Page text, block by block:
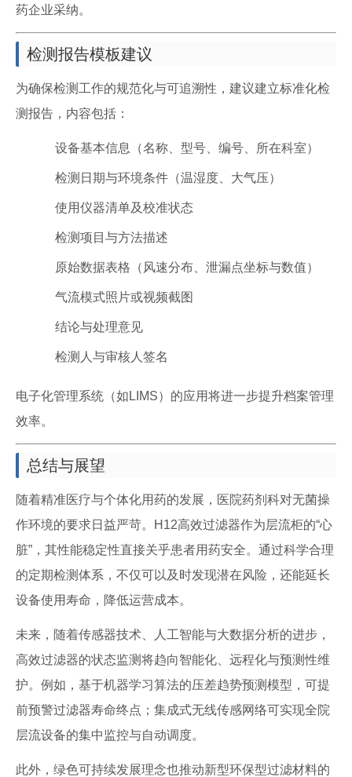
药企业采纳。
检测报告模板建议
为确保检测工作的规范化与可追溯性，建议建立标准化检
测报告，内容包括：
设备基本信息（名称、型号、编号、所在科室）
检测日期与环境条件（温湿度、大气压）
使用仪器清单及校准状态
检测项目与方法描述
原始数据表格（风速分布、泄漏点坐标与数值）
气流模式照片或视频截图
结论与处理意见
检测人与审核人签名
电子化管理系统（如LIMS）的应用将进一步提升档案管理
效率。
总结与展望
随着精准医疗与个体化用药的发展，医院药剂科对无菌操
作环境的要求日益严苛。H12高效过滤器作为层流柜的“心
脏”，其性能稳定性直接关乎患者用药安全。通过科学合理
的定期检测体系，不仅可以及时发现潜在风险，还能延长
设备使用寿命，降低运营成本。
未来，随着传感器技术、人工智能与大数据分析的进步，
高效过滤器的状态监测将趋向智能化、远程化与预测性维
护。例如，基于机器学习算法的压差趋势预测模型，可提
前预警过滤器寿命终点；集成式无线传感网络可实现全院
层流设备的集中监控与自动调度。
此外，绿色可持续发展理念也推动新型环保型过滤材料的